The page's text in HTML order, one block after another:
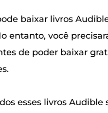
baixar livros
entanto, você
de poder baixar
esses livros